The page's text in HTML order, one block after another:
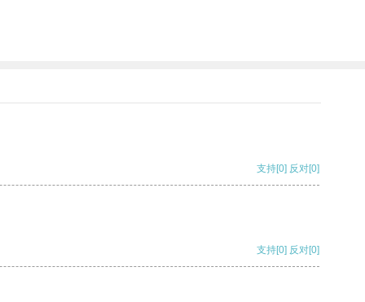
支持[0] 反对[0]
支持[0] 反对[0]